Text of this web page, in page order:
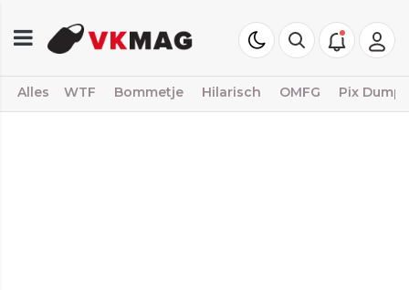
Alles WTF Bommetje Hilarisch OMFG Pix Dump